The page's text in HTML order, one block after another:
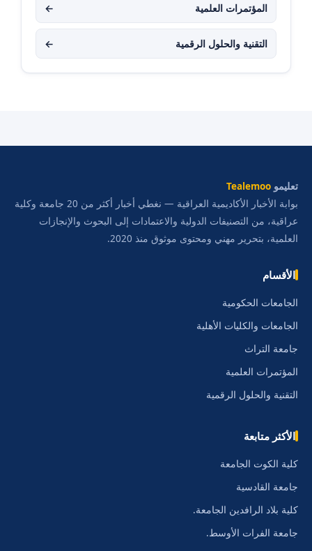
المؤتمرات العلمية ←
التقنية والحلول الرقمية ←
تعليمو Tealemoo
بوابة الأخبار الأكاديمية العراقية — نغطي أخبار أكثر من 20 جامعة وكلية
عراقية، من التصنيفات الدولية والاعتمادات إلى البحوث والإنجازات
العلمية، بتحرير مهني ومحتوى موثوق منذ 2020.
الأقسام
الجامعات الحكومية
الجامعات والكليات الأهلية
جامعة التراث
المؤتمرات العلمية
التقنية والحلول الرقمية
الأكثر متابعة
كلية الكوت الجامعة
جامعة القادسية
كلية بلاد الرافدين الجامعة.
جامعة الفرات الأوسط.